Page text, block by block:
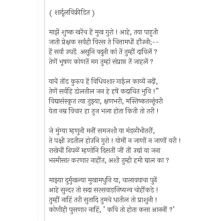
( शार्दूलविक्रीडित )
माझें शुष्क खरेंच हें मुख गुरो ! आहे, तया पाहुती
जाती प्रेक्षक सर्वही विरस ते चित्तामधीं हौउनी;--
हें सर्वां उघडें असूनि वदुनी कां तें तुम्हीं दाविलें ?
तेणें भूषण कोणतें मग तुम्हां संप्राप्त तें जाहलें ?
याचें तोंड कुरुप हें विधिवशात्‍ गाईल काव्यें नदीं,
तेणें सर्वहि डोलतील जन हे हषें कदाचित भुवि !”
विद्यासंस्कृत त्या तुझ्या, क्षणभरी, मस्तिष्कतन्तूंवरी
येता नम्र विचार हा तुज भला होता किती तो तरी !
जे मुंग्या म्हणुनी मनीं समजशी या मंडळीभीतरीं,
ते पक्षी उडतील होउनि गुरो ! योमीं न जाणों न जाणों वरी !
राखेचीं ढिपळें म्हणोनि दिसतीं जीं तीं उद्यां या जना
भस्मीसात्‍ करणार नाहींत, अशी तुम्ही हमी द्याल का ?
माझ्या दुर्मुखल्या मुखामधुनि या, चालावयाचा पुढें
आहे सुन्दर तो सदा सरसवाङनिष्यन्व चोहींकडे !
तुम्हीं नाहिं तरी सुतादि तुमचे धातील तो प्राशुनी !
कोणीही पुसणार नाहिं, ’ कवि तो होता कसा आननीं ?’